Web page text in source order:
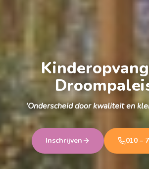
'Onderscheid door kwaliteit en
Inschrijven 010 –